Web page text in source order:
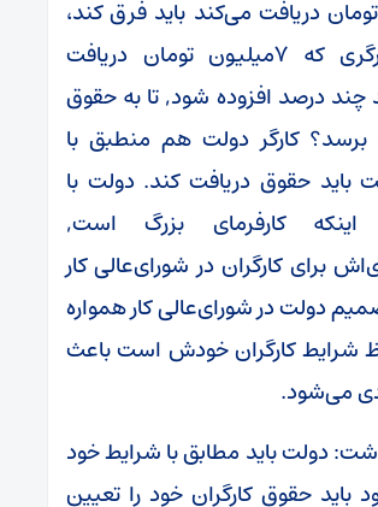
تومان دریافت می‌کند باید فرق کند،
چرا که کارگری که ۷میلیون تومان دریافت
چند درصد افزوده شود, تا به حقوق
برسد؟ کارگر دولت هم منطبق با
باید حقوق دریافت کند. دولت با
کارفرمای بزرگ است,
برای کارگران در شورای‌عالی کار
دولت در شورای‌عالی کار همواره
شرایط کارگران خودش است باعث
می‌شود.
دولت باید مطابق با شرایط خود
باید حقوق کارگران خود را تعیین